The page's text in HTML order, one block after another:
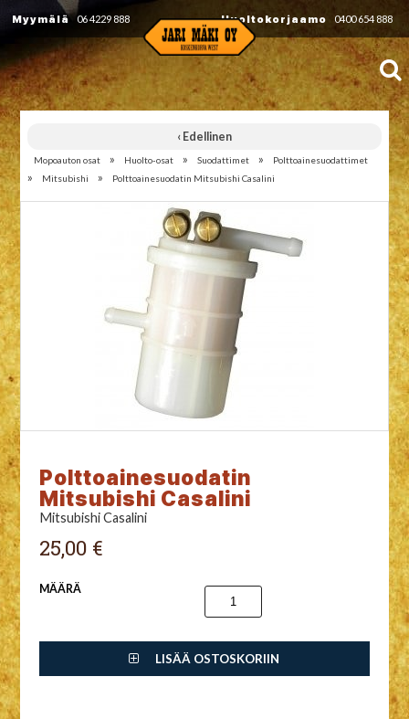
Myymälä 06 4229 888 Huoltokorjaamo 0400 654 888
‹ Edellinen
Mopoauton osat » Huolto-osat » Suodattimet » Polttoainesuodattimet
» Mitsubishi » Polttoainesuodatin Mitsubishi Casalini
Polttoainesuodatin
Mitsubishi Casalini
Mitsubishi Casalini
25,00 €
MÄÄRÄ
LISÄÄ OSTOSKORIIN